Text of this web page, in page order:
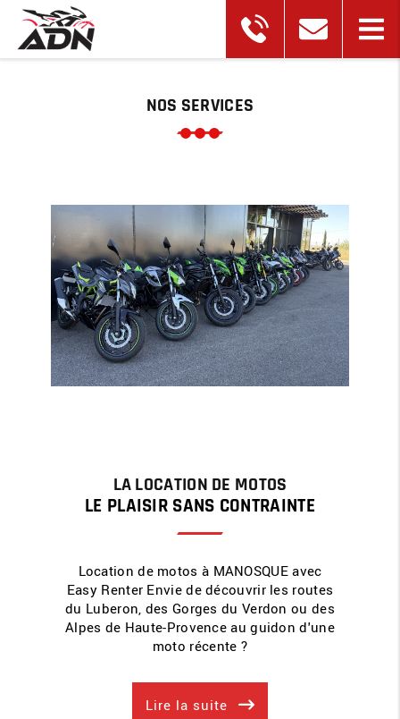
NOS SERVICES
LA LOCATION DE MOTOS
LE PLAISIR SANS CONTRAINTE
Location de motos à MANOSQUE avec
Easy Renter Envie de découvrir les routes
du Luberon, des Gorges du Verdon ou des
Alpes de Haute-Provence au guidon d'une
moto récente ?
Lire la suite